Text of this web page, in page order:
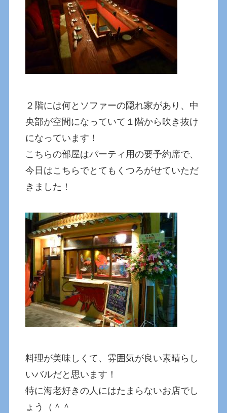
２階には何とソファーの隠れ家があり、中
央部が空間になっていて１階から吹き抜け
になっています！
こちらの部屋はパーティ用の要予約席で、
今日はこちらでとてもくつろがせていただ
きました！
料理が美味しくて、雰囲気が良い素晴らし
いバルだと思います！
特に海老好きの人にはたまらないお店でし
ょう（＾＾